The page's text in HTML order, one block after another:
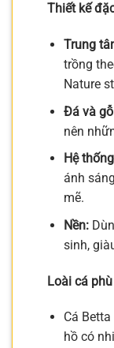
Thiết kế
Trung
trồng
Nature
Đá và
nên
Hệ
ánh
mẽ.
Nền:
sinh,
Loài cá
Cá
hồ có